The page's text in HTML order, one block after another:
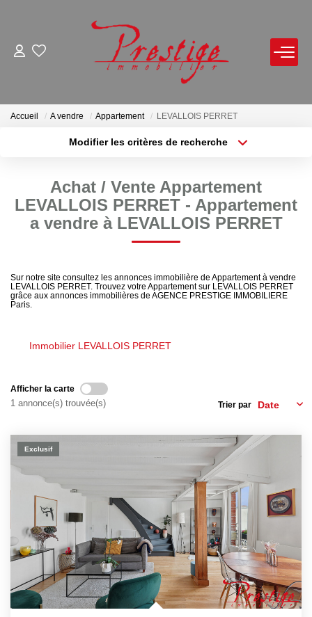
ACHETER
LOUER
Avis De Valeur Sur Rendez-Vous
Estimation En Ligne
Biens Vendus
NOTRE AGENCE
EN
Accueil A vendre Appartement LEVALLOIS PERRET
Modifier les critères de recherche
Surface min Budget max
Plus de critères Créer une alerte
Achat / Vente Appartement
LEVALLOIS PERRET - Appartement
a vendre à LEVALLOIS PERRET
Sur notre site consultez les annonces immobilière de Appartement à vendre
LEVALLOIS PERRET. Trouvez votre Appartement sur LEVALLOIS PERRET
grâce aux annonces immobilières de AGENCE PRESTIGE IMMOBILIERE
Paris.
Immobilier LEVALLOIS PERRET
Afficher la carte
1 annonce(s) trouvée(s) Trier par
Exclusif